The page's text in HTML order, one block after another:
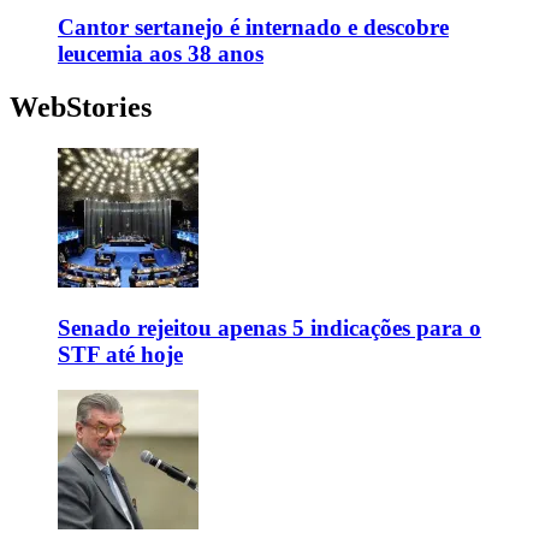
Cantor sertanejo é internado e descobre
leucemia aos 38 anos
WebStories
Senado rejeitou apenas 5 indicações para o
STF até hoje